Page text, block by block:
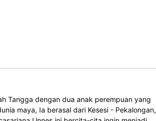
Tangga dengan dua anak perempuan yang
maya, Ia berasal dari Kesesi - Pekalongan,